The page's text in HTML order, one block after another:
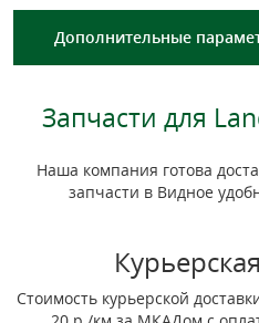
Дополнительные
Запчасти для
Наша компания готова
запчасти в Видное
Стоимость курьерской